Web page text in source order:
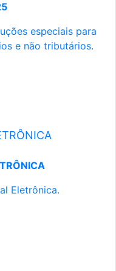
especiais para
e não tributários.
Eletrônica.